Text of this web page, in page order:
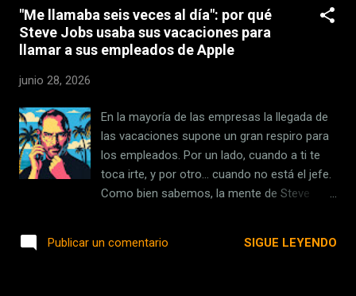
estado residen en España, mientras que hay
1,6 millones de personas españolas en
diáspora. Un brutal giro estructural que tiene
Esta tendencia se revertió aproximadamente
en 1995 (1,3 millones de inmigrantes vs. 1,2
millones de emigrante), ha ido creciendo y
no parece que vaya a detenerse. El estado
español es uno de esos lugares abocados a
rojos. Según el INE , la fe...
"Me llamaba seis veces al día": por qué
Steve Jobs usaba sus vacaciones para
llamar a sus empleados de Apple
junio 28, 2026
En la mayoría de las empresas la llegada de
las vacaciones supone un gran respiro para
los empleados. Por un lado, cuando a ti te
toca irte, y por otro... cuando no está el jefe.
Como bien sabemos, la mente de Steve
iPhone requería del 100% de sus esfuerzos.
Publicar un comentario SIGUE LEYENDO